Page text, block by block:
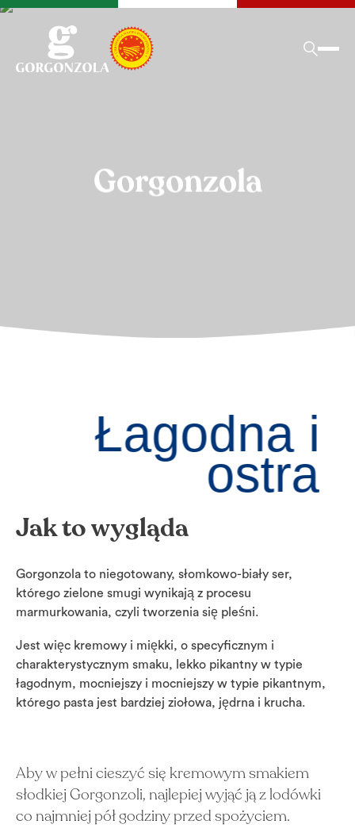
Gorgonzola
Łagodna i
ostra
Jak to wygląda
Gorgonzola to niegotowany, słomkowo-biały ser,
którego zielone smugi wynikają z procesu
marmurkowania, czyli tworzenia się pleśni.
Jest więc kremowy i miękki, o specyficznym i
charakterystycznym smaku, lekko pikantny w typie
łagodnym, mocniejszy i mocniejszy w typie pikantnym,
którego pasta jest bardziej ziołowa, jędrna i krucha.
Aby w pełni cieszyć się kremowym smakiem
słodkiej Gorgonzoli, najlepiej wyjąć ją z lodówki
co najmniej pół godziny przed spożyciem.